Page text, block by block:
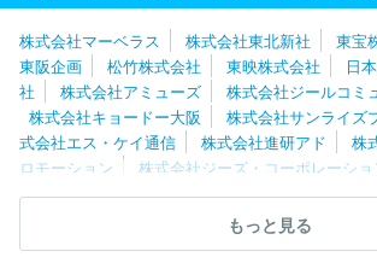
株式会社マーベラス 株式会社東北新社 東宝
東阪企画
松竹株式会社 東映株式会社
日
社
株式会社アミューズ
株式会社ジールコミ
株式会社キョードー大阪
株式会社サンライズ
式会社エス・ケイ通信
株式会社進研アド
株
ロモーション
株式会社ジーズ・コーポレーショ
ニバス・ジャパン
株式会社ＮＥＸＴＥＰ
株
株式会社フジ・メディア・テクノロジー
式会社バンダイナムコフィルムワークス
もっと見る